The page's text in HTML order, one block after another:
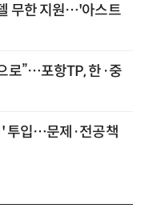
무한 지원…'아스트
로”…포항TP, 한·중
' 투입…문제·전공책